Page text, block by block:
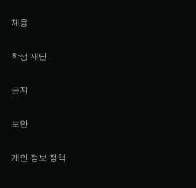
채용
학생 재단
공지
보안
개인 정보 정책